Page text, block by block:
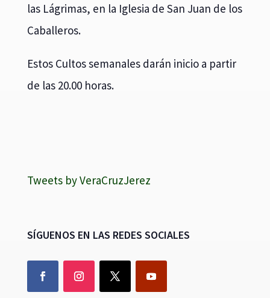
las Lágrimas, en la Iglesia de San Juan de los
Caballeros.
Estos Cultos semanales darán inicio a partir
de las 20.00 horas.
Tweets by VeraCruzJerez
SÍGUENOS EN LAS REDES SOCIALES